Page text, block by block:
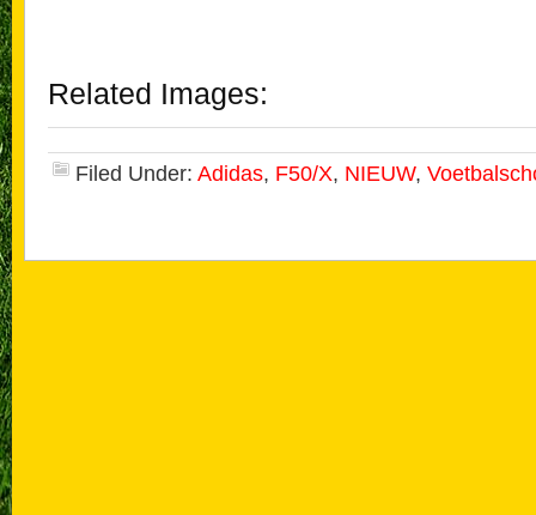
Related Images:
Filed Under: Adidas, F50/X, NIEUW,